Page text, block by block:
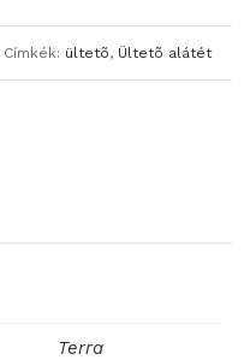
Címkék: ültetõ, Ültetõ alátét
Terra